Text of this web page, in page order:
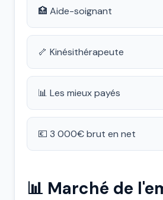
🏥 Aide-soignant
🦴 Kinésithérapeute
📊 Les mieux payés
💶 3 000€ brut en net
📊 Marché de